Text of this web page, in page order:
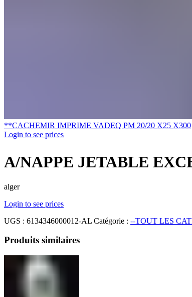
**CACHEMIR IMPRIME VADEQ PM 20/20 X25 X300
Login to see prices
A/NAPPE JETABLE
alger
Login to see prices
UGS : 6134346000012-AL Catégorie : --TOUT LES
Produits similaires